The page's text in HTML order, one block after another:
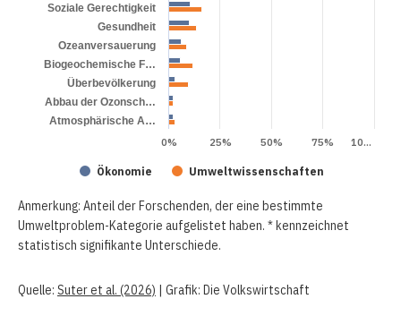
Ökonomie Umweltwissenschaften
Soziale Gerechtigkeit
Gesundheit
Ozeanversauerung
Biogeochemische F…
Überbevölkerung
Abbau der Ozonsch…
Atmosphärische A…
0%
50%
25% 75% 10…
Anmerkung: Anteil der Forschenden, der eine bestimmte
Umweltproblem-Kategorie aufgelistet haben. * kennzeichnet
statistisch signifikante Unterschiede.
Quelle: Suter et al. (2026) | Grafik: Die Volkswirtschaft